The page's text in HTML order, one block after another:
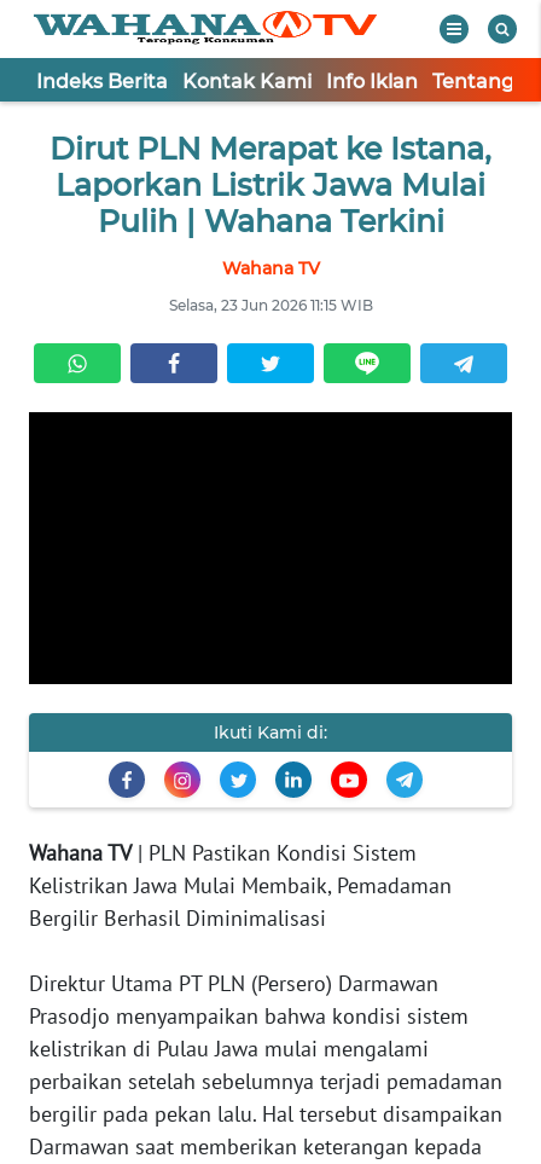
Indeks Berita Kontak Kami Info Iklan Tentang
Dirut PLN Merapat ke Istana,
Laporkan Listrik Jawa Mulai
Pulih | Wahana Terkini
Wahana TV
Selasa, 23 Jun 2026 11:15 WIB
Ikuti Kami di:
Wahana TV| PLN Pastikan Kondisi Sistem
Kelistrikan Jawa Mulai Membaik, Pemadaman
Bergilir Berhasil Diminimalisasi
Direktur Utama PT PLN (Persero) Darmawan
Prasodjo menyampaikan bahwa kondisi sistem
kelistrikan di Pulau Jawa mulai mengalami
perbaikan setelah sebelumnya terjadi pemadaman
bergilir pada pekan lalu. Hal tersebut disampaikan
Darmawan saat memberikan keterangan kepada
TV
Tutup
KONTAK
KAMI
DISCLAIMER
Wahana
Regional
SUMUT
WN
JAKARTA